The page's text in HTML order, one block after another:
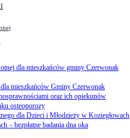
dla mieszkańców gminy Czerwonak
mieszkańców Gminy Czerwonak
oraz ich opiekunów
osteoporozy
dla Dzieci i Młodzieży w Koziegłowach
– bezpłatne badania dna oka